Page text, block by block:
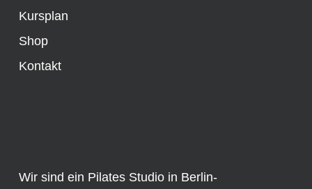
Kursplan
Shop
Kontakt
Wir sind ein Pilates Studio in Berlin-